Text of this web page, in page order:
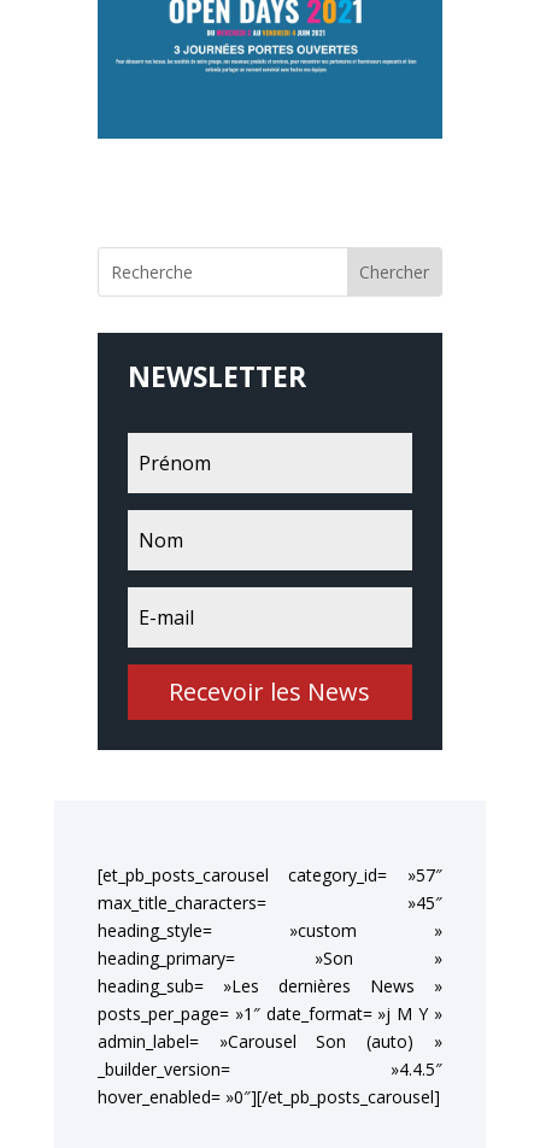
NEWSLETTER
Recevoir les News
[et_pb_posts_carousel category_id= »57″
max_title_characters= »45″
heading_style= »custom »
heading_primary= »Son »
heading_sub= »Les dernières News »
posts_per_page= »1″ date_format= »j M Y »
admin_label= »Carousel Son (auto) »
_builder_version= »4.4.5″
hover_enabled= »0″][/et_pb_posts_carousel]